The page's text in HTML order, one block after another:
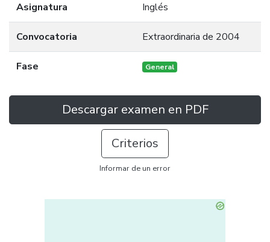
Asignatura Inglés
Convocatoria Extraordinaria de 2004
Fase General
Descargar examen en PDF
Criterios
Informar de un error